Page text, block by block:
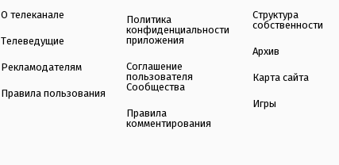
О телеканале
Телеведущие
Рекламодателям
Правила пользования
Политика
конфиденциальности
приложения
Соглашение
пользователя
Сообщества
Правила
комментирования
Структура
собственности
Архив
Карта сайта
Игры